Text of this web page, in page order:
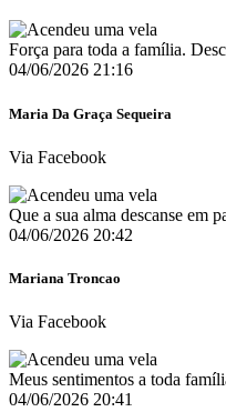
Força para toda a família.
04/06/2026 21:16
Maria Da Graça Sequeira
Via Facebook
Que a sua alma descanse em
04/06/2026 20:42
Mariana Troncao
Via Facebook
Meus sentimentos a toda
04/06/2026 20:41